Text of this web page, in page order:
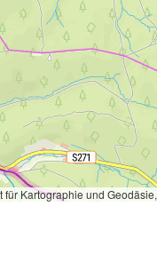
für Kartographie und